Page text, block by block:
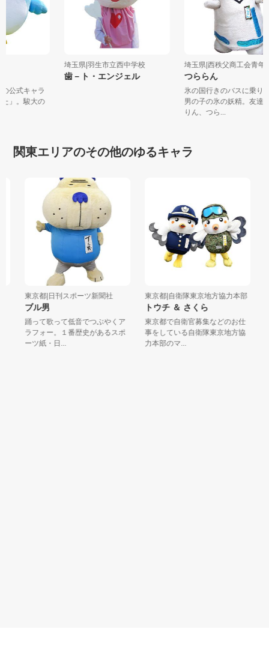
の公式キャラ
た」。駿大の
埼玉県|羽生市立西中学校
歯－ト・エンジェル
埼玉県|西秩父商工会青
つららん
氷の国行きのバスに乗
男の子の氷の妖精。友
りん、つら...
関東エリアのその他のゆるキャラ
東京都|日刊スポーツ新聞社
ブル男
踊って歌って低音でつぶやくア
ラフォー。１番歴史があるスポ
ーツ紙・日...
東京都|自衛隊東京地方協力本部
トウチ ＆ さくら
東京都で自衛官募集などのお仕
事をしている自衛隊東京地方協
力本部のマ...